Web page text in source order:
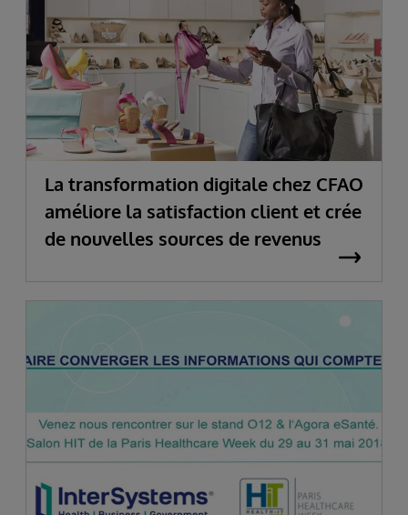
La transformation digitale chez CFAO
améliore la satisfaction client et crée
de nouvelles sources de revenus